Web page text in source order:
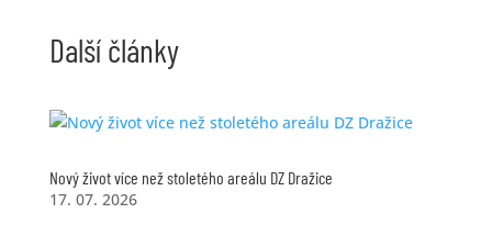
Další články
Nový život více než stoletého areálu DZ Dražice
17. 07. 2026